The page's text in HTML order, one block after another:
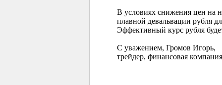
В условиях снижения цен на
плавной девальвации рубля
Эффективный курс рубля
С уважением, Громов Игорь,
трейдер, финансовая